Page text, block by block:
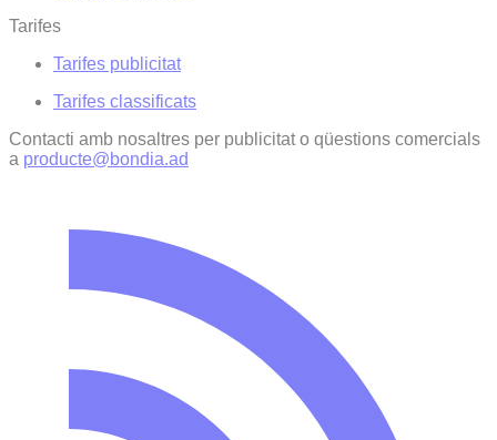
Tarifes
Tarifes publicitat
Tarifes classificats
Contacti amb nosaltres per publicitat o qüestions comercials
a producte@bondia.ad